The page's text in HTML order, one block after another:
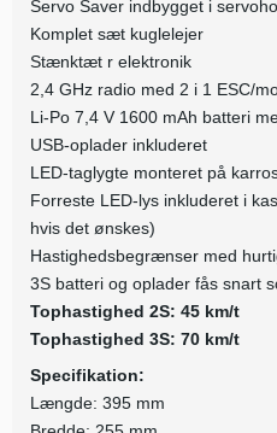
Servo Saver indbygget i
Komplet sæt kuglelejer
Stænktæt r elektronik
2,4 GHz radio med 2 i 1 ESC/
Li-Po 7,4 V 1600 mAh batteri
USB-oplader inkluderet
LED-taglygte monteret på
Forreste LED-lys inkluderet i
hvis det ønskes)
Hastighedsbegrænser med
3S batteri og oplader fås snart
Tophastighed 2S: 45 km/t
Tophastighed 3S: 70 km/t
Specifikation:
Længde: 395 mm